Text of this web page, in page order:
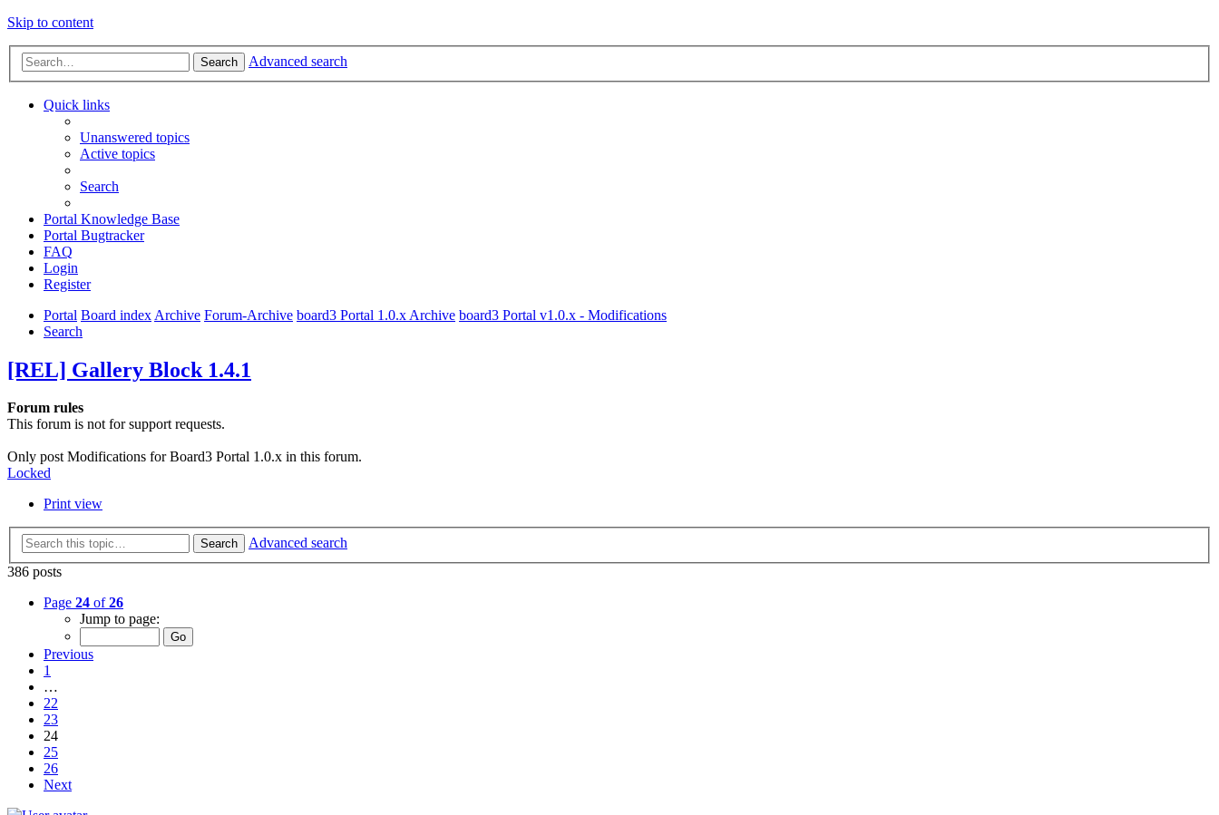
Skip to content
Search Advanced search
Quick links
Unanswered topics
Active topics
Search
Portal Knowledge Base
Portal Bugtracker
FAQ
Login
Register
Portal Board index Archive Forum-Archive board3 Portal 1.0.x Archive board3 Portal v1.0.x - Modifications
Search
[REL] Gallery Block 1.4.1
Forum rules
This forum is not for support requests.
Only post Modifications for Board3 Portal 1.0.x in this forum.
Locked
Print view
Search
Advanced search
386 posts
Page 24 of26
Jump to page:
Previous
1
…
22
23
24
25
26
Next